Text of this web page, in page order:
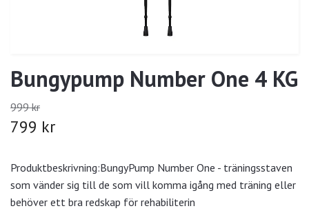
Bungypump Number One 4 KG
999 kr
799 kr
Produktbeskrivning:BungyPump Number One - träningsstaven
som vänder sig till de som vill komma igång med träning eller
behöver ett bra redskap för rehabiliterin